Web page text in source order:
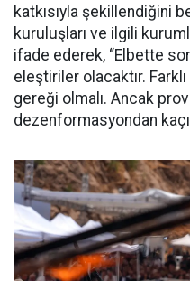
katkısıyla şekillendiğini
kuruluşları ve ilgili
ifade ederek, “Elbette
eleştiriler olacaktır.
gereği olmalı. Ancak
dezenformasyondan